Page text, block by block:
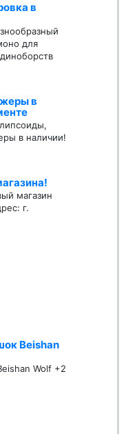
в
для
в
в наличии!
магазин
г.
Beishan
Wolf +2